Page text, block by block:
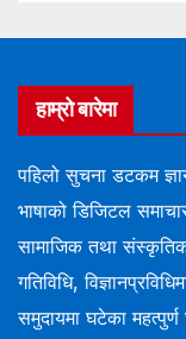
हाम्रो बारेमा
पहिलो सुचना डटकम
भाषाको डिजिटल
सामाजिक तथा संस्कृतिक
गतिविधि,
समुदायमा घटेका